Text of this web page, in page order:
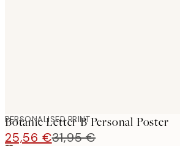
PERSONALISED PRINT
Botanic Letter B Personal Poster
25,56 €31,95 €